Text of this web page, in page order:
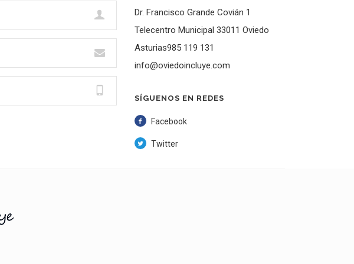
Dr. Francisco Grande Covián 1
Telecentro Municipal 33011 Oviedo
Asturias985 119 131
info@oviedoincluye.com
SÍGUENOS EN REDES
Facebook
Twitter